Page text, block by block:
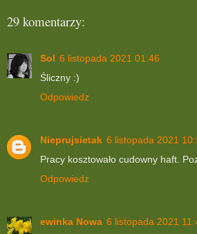
29 komentarzy:
Sol 6 listopada 2021 01:46
Śliczny :)
Odpowiedz
Nieprujsietak 6 listopada 2021
Pracy kosztowało cudowny haft.
Odpowiedz
ewinka Nowa 6 listopada 2021